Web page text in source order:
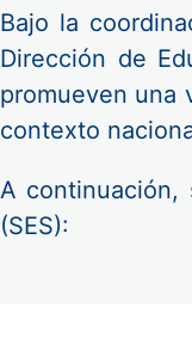
Bajo la
Dirección de
promueven una
contexto
A continuación,
(SES):